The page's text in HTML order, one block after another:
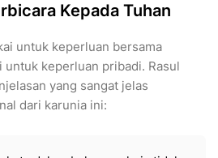
Kepada Tuhan
untuk keperluan bersama
untuk keperluan pribadi. Rasul
yang sangat jelas
dari karunia ini: